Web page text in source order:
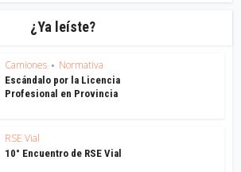
¿Ya leíste?
Camiones • Normativa
Escándalo por la Licencia
Profesional en Provincia
RSE Vial
10° Encuentro de RSE Vial